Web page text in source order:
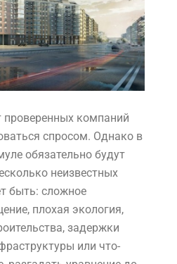
проверенных компаний
спросом. Однако в
обязательно будут
неизвестных
быть: сложное
плохая экология,
задержки
или что-